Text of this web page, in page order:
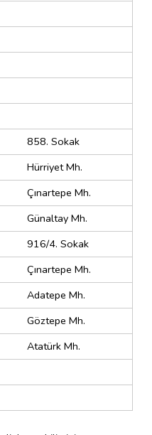
858. Sokak
Hürriyet Mh.
Çınartepe Mh.
Günaltay Mh.
916/4. Sokak
Çınartepe Mh.
Adatepe Mh.
Göztepe Mh.
Atatürk Mh.